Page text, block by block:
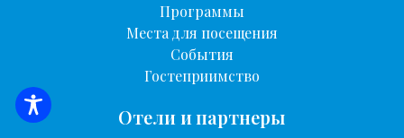
ПОИСК ЖИЛЬЯ
Программы
Места для посещения
События
Гостеприимство
Отели и партнеры